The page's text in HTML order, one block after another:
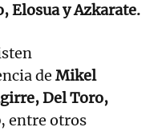
Elosua y Azkarate.
de Mikel
Del Toro,
, entre otros